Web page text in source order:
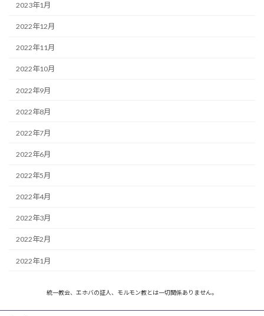
2023年1月
2022年12月
2022年11月
2022年10月
2022年9月
2022年8月
2022年7月
2022年6月
2022年5月
2022年4月
2022年3月
2022年2月
2022年1月
統一教会、エホバの証人、モルモン教とは一切関係ありません。